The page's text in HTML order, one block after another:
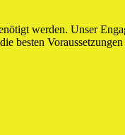
werden. Unser
besten